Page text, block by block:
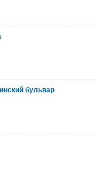
бульвар